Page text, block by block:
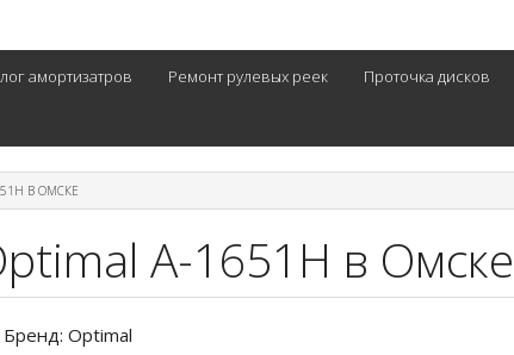
амортизатров Ремонт рулевых реек Проточка дисков
В ОМСКЕ
A-1651H в Омске
Бренд: Optimal